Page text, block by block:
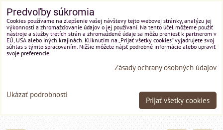
Predvoľby súkromia
Cookies používame na zlepšenie vašej návštevy tejto webovej stránky, analýzu jej
výkonnosti a zhromažďovanie údajov o jej používaní. Na tento účel môžeme použiť
nástroje a služby tretích strán a zhromaždené údaje sa môžu preniesť k partnerom v
EÚ, USA alebo iných krajinách. Kliknutím na „Prijať všetky cookies“ vyjadrujete svoj
súhlas s týmto spracovaním. Nižšie môžete nájsť podrobné informácie alebo upraviť
svoje preferencie.
Zásady ochrany osobných údajov
Ukázať podrobnosti
Prijať všetky cookies